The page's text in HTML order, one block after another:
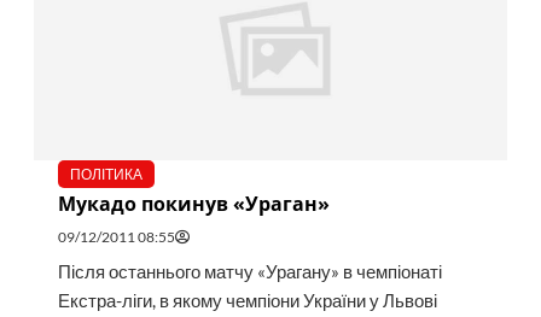
ПОЛІТИКА
Мукадо покинув «Ураган»
09/12/2011 08:55
Після останнього матчу «Урагану» в чемпіонаті
Екстра-ліги, в якому чемпіони України у Львові